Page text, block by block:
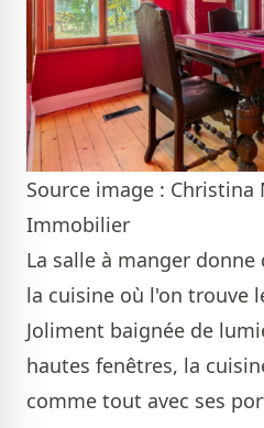
Source image :
Immobilier
La salle à manger
la cuisine où l'on trouve
Joliment baignée de
hautes fenêtres, la
comme tout avec ses